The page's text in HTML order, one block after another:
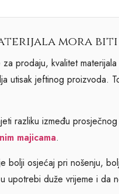
mora biti
prodaju, kvalitet
utisak jeftinog proizvoda.
razliku između
majicama.
bolji osjećaj pri nošenju,
upotrebi duže vrijeme i da